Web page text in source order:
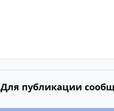
Для публикации